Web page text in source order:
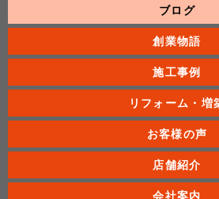
ブログ
創業物語
施工事例
リフォーム・増
お客様の声
店舗紹介
会社案内